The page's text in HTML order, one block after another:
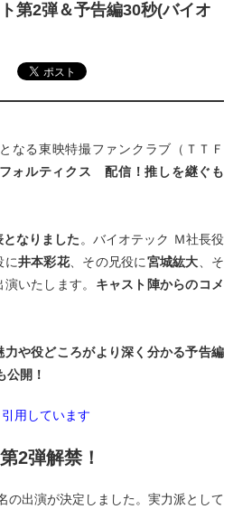
第2弾＆予告編30秒(バイオ
なる東映特撮ファンクラブ（ＴＴＦ
フォルティクス 配信！推しを継ぐも
なりました 。バイオテック Ｍ社長役
に井本彩花、その兄役に宮城紘大 、そ
演いたします。 キャスト陣からのコメ
力や役どころがより深く分かる予告編
公開！
用しています
2弾解禁！
の出演が決定しました。実力派として